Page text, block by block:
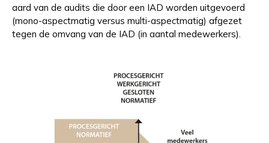
aard van de audits die door een IAD worden uitgevoerd
(mono-aspectmatig versus multi-aspectmatig) afgezet
tegen de omvang van de IAD (in aantal medewerkers).